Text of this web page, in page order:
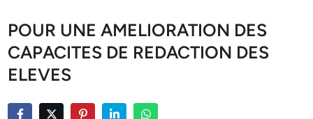
POUR UNE AMELIORATION DES
CAPACITES DE REDACTION DES
ELEVES